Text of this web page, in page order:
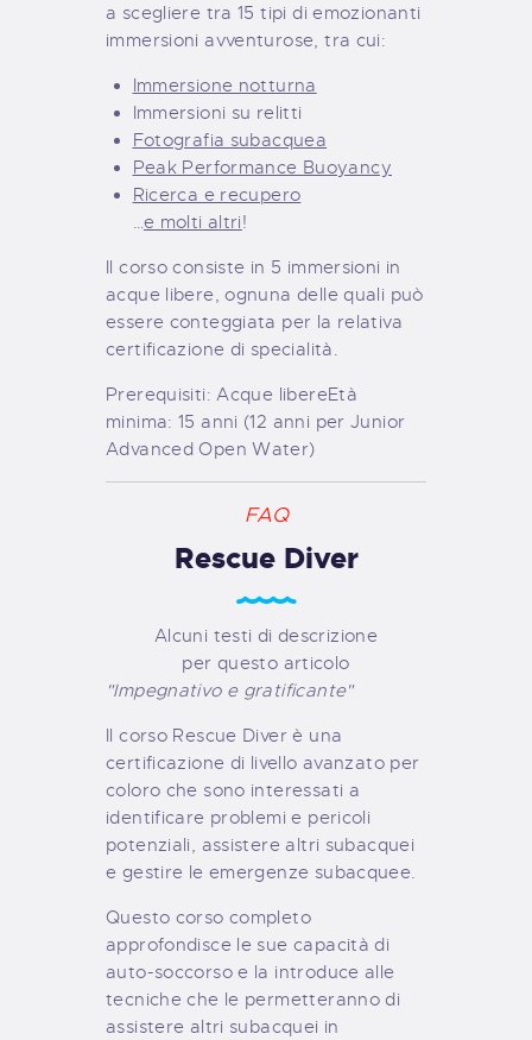
a scegliere tra 15 tipi di emozionanti
immersioni avventurose, tra cui:
Immersione notturna
Immersioni su relitti
Fotografia subacquea
Peak Performance Buoyancy
Ricerca e recupero
…e molti altri!
Il corso consiste in 5 immersioni in
acque libere, ognuna delle quali può
essere conteggiata per la relativa
certificazione di specialità.
Prerequisiti:Acque libereEtà
minima: 15 anni (12 anni per Junior
Advanced Open Water)
FAQ
Rescue Diver
Alcuni testi di descrizione
per questo articolo
"Impegnativo e gratificante"
Il corso Rescue Diver è una
certificazione di livello avanzato per
coloro che sono interessati a
identificare problemi e pericoli
potenziali, assistere altri subacquei
e gestire le emergenze subacquee.
Questo corso completo
approfondisce le sue capacità di
auto-soccorso e la introduce alle
tecniche che le permetteranno di
assistere altri subacquei in